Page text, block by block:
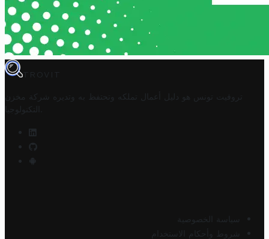
TROVIT
تروفيت تونس هو دليل أعمال تملكه وتحتفظ به وتديره
شركة مخزن
التكنولوجيا
سياسة الخصوصية
شروط وأحكام الاستخدام